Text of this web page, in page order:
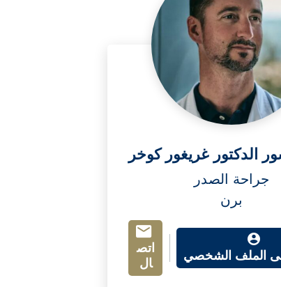
الدكتور غريغور كوخر
جراحة الصدر
برن
إلى الملف الشخصي
اتص
ال